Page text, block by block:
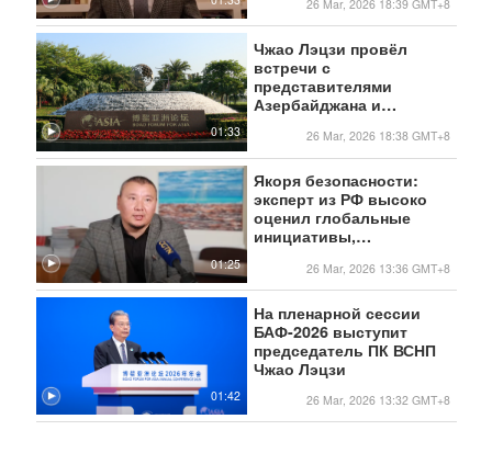
26 Mar, 2026 18:39 GMT+8
01:33
Чжао Лэцзи провёл
встречи с
представителями
Азербайджана и
прибывшими на форум
в Боао
26 Mar, 2026 18:38 GMT+8
01:25
Якоря безопасности:
эксперт из РФ высоко
оценил глобальные
инициативы,
26 Mar, 2026 13:36 GMT+8
01:42
На пленарной сессии
БАФ-2026 выступит
председатель ПК ВСНП
Чжао Лэцзи
26 Mar, 2026 13:32 GMT+8